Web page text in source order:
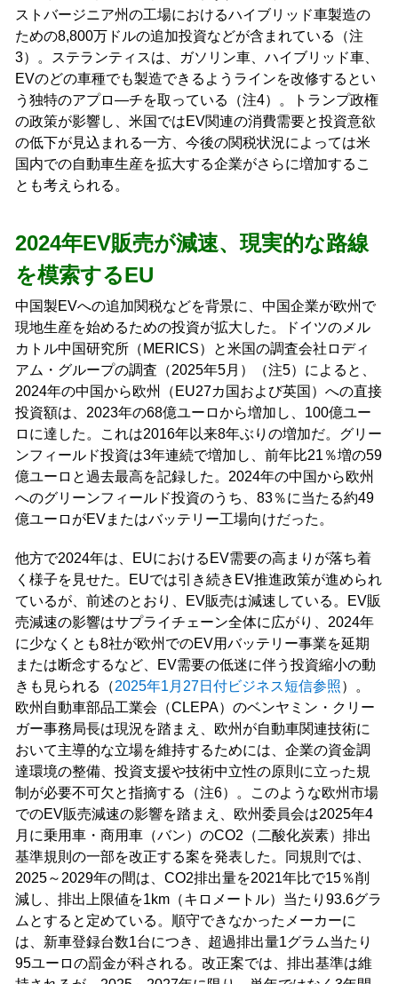
ストバージニア州の工場におけるハイブリッド車製造の
ための8,800万ドルの追加投資などが含まれている（注
3）。ステランティスは、ガソリン車、ハイブリッド車、
EVのどの車種でも製造できるようラインを改修するとい
う独特のアプロ―チを取っている（注4）。トランプ政権
の政策が影響し、米国ではEV関連の消費需要と投資意欲
の低下が見込まれる一方、今後の関税状況によっては米
国内での自動車生産を拡大する企業がさらに増加するこ
とも考えられる。
2024年EV販売が減速、現実的な路線
を模索するEU
中国製EVへの追加関税などを背景に、中国企業が欧州で
現地生産を始めるための投資が拡大した。ドイツのメル
カトル中国研究所（MERICS）と米国の調査会社ロディ
アム・グループの調査（2025年5月）（注5）によると、
2024年の中国から欧州（EU27カ国および英国）への直接
投資額は、2023年の68億ユーロから増加し、100億ユー
ロに達した。これは2016年以来8年ぶりの増加だ。グリー
ンフィールド投資は3年連続で増加し、前年比21％増の59
億ユーロと過去最高を記録した。2024年の中国から欧州
へのグリーンフィールド投資のうち、83％に当たる約49
億ユーロがEVまたはバッテリー工場向けだった。
他方で2024年は、EUにおけるEV需要の高まりが落ち着
く様子を見せた。EUでは引き続きEV推進政策が進められ
ているが、前述のとおり、EV販売は減速している。EV販
売減速の影響はサプライチェーン全体に広がり、2024年
に少なくとも8社が欧州でのEV用バッテリー事業を延期
または断念するなど、EV需要の低迷に伴う投資縮小の動
きも見られる（2025年1月27日付ビジネス短信参照）。
欧州自動車部品工業会（CLEPA）のベンヤミン・クリー
ガー事務局長は現況を踏まえ、欧州が自動車関連技術に
おいて主導的な立場を維持するためには、企業の資金調
達環境の整備、投資支援や技術中立性の原則に立った規
制が必要不可欠と指摘する（注6）。このような欧州市場
でのEV販売減速の影響を踏まえ、欧州委員会は2025年4
月に乗用車・商用車（バン）のCO2（二酸化炭素）排出
基準規則の一部を改正する案を発表した。同規則では、
2025～2029年の間は、CO2排出量を2021年比で15％削
減し、排出上限値を1km（キロメートル）当たり93.6グラ
ムとすると定めている。順守できなかったメーカーに
は、新車登録台数1台につき、超過排出量1グラム当たり
95ユーロの罰金が科される。改正案では、排出基準は維